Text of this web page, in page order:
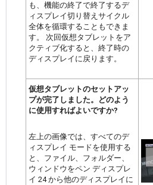
も、機能の終了で終了するデ
ィスプレイ切り替えサイクル
全体を循環することもできま
す。 次回仮想タブレットをア
クティブ化すると、終了時の
ディスプレイに戻ります。
仮想タブレットのセットアッ
プが完了しました。どのよう
に使用すればよいですか?
左上の画像では、すべてのデ
ィスプレイ モードを使用する
と、ファイル、フォルダー、
ウィンドウをペン ディスプレ
イ 24 から他のディスプレイに